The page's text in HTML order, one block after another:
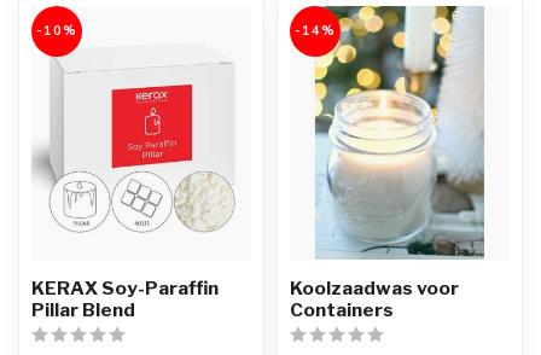
-10%
KERAX Soy-Paraffin
Pillar Blend
-14%
Koolzaadwas voor
Containers